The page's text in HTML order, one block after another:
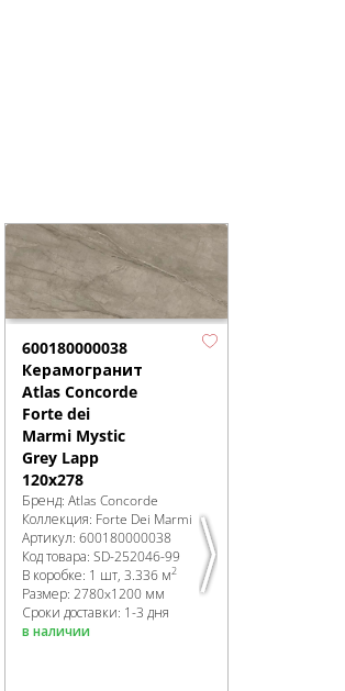
600180000038
Керамогранит
Atlas Concorde
Forte dei
Marmi Mystic
Grey Lapp
120x278
Бренд: Atlas Concorde
Коллекция: Forte Dei Marmi
Артикул: 600180000038
Код товара: SD-252046-99
В коробке: 1 шт, 3.336 м2
Размер: 2780x1200 мм
Сроки доставки: 1-3 дня
в наличии